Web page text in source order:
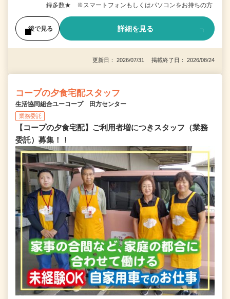
録多数★ ※スマートフォンもしくはパソコンをお持ちの方
後で見る 詳細を見る
更新日： 2026/07/31 掲載終了日： 2026/08/24
コープの夕食宅配スタッフ
生活協同組合ユーコープ 田方センター
業務委託
【コープの夕食宅配】ご利用者増につきスタッフ（業務
委託）募集！！